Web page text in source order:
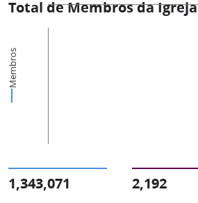
Total de Membros da Igreja
Membros
1,343,071 2,192